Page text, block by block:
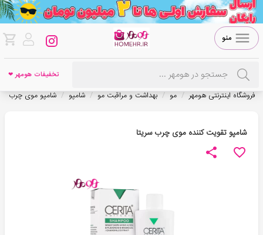
منو
تخفیفات هومهر ❤
فروشگاه اینترنتی هومهر / مو / بهداشت و مراقبت مو / شامپو / شامپو موی چرب
شامپو تقویت کننده موی چرب سریتا